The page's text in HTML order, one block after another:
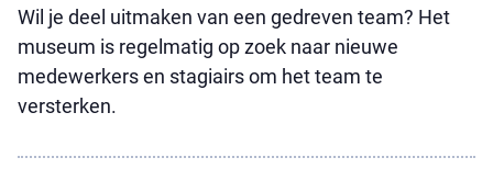
Wil je deel uitmaken van een gedreven team? Het
museum is regelmatig op zoek naar nieuwe
medewerkers en stagiairs om het team te
versterken.